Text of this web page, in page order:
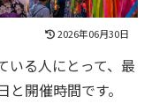
2026年06月30日
いる人にとって、最
開催時間です。